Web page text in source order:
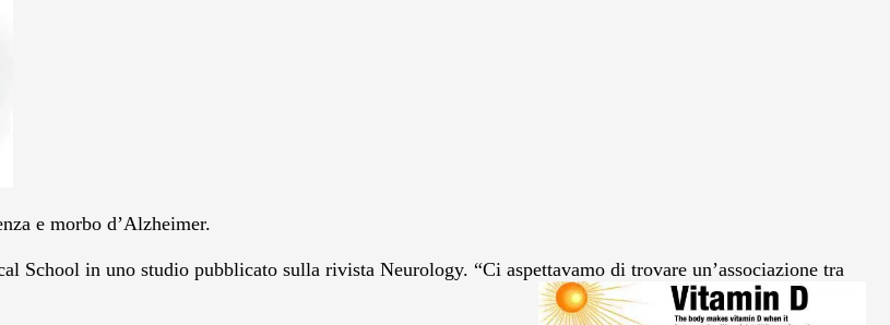
e morbo d’Alzheimer.
in uno studio pubblicato sulla rivista Neurology. “Ci aspettavamo di trovare un’associazione tra